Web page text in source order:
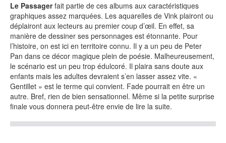
SPECTACLE
DÉBAT
EMISSION
AUTEURS&ÉDITEURS
AUTEURS & ARTISTES
Le Passagerfait partie de ces albums aux caractéristiques
graphiques assez marquées. Les aquarelles de Vink plairont ou
déplairont aux lecteurs au premier coup d’œil. En effet, sa
manière de dessiner ses personnages est étonnante. Pour
l’histoire, on est ici en territoire connu. Il y a un peu de Peter
Pan dans ce décor magique plein de poésie. Malheureusement,
le scénario est un peu trop édulcoré. Il plaira sans doute aux
enfants mais les adultes devraient s’en lasser assez vite. «
Gentillet » est le terme qui convient. Fade pourrait en être un
autre. Bref, rien de bien sensationnel. Même si la petite surprise
finale vous donnera peut-être envie de lire la suite.